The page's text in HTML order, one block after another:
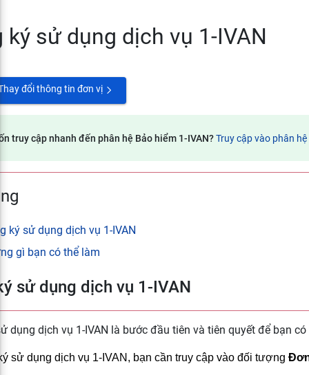
ký sử dụng dịch vụ 1-IVAN
đổi thông tin đơn vị
truy cập nhanh đến phân hệ Bảo hiểm 1-IVAN?Truy cập vào phân
ký sử dụng dịch vụ 1-IVAN
gì bạn có thể làm
sử dụng dịch vụ 1-IVAN
dụng dịch vụ 1-IVAN là bước đầu tiên và tiên quyết để bạn
sử dụng dịch vụ 1-IVAN, bạn cần truy cập vào đối tượng